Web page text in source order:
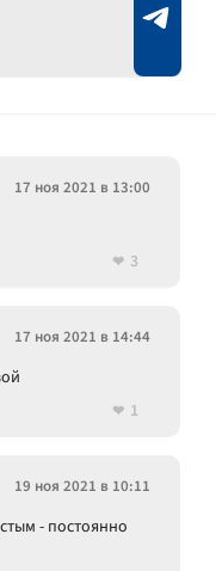
17 ноя 2021 в 13:00
3
17 ноя 2021 в 14:44
1
19 ноя 2021 в 10:11
- постоянно